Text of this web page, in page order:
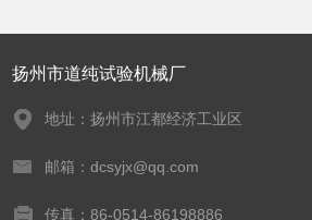
扬州市道纯试验机械厂
地址：扬州市江都经济工业区
邮箱：dcsyjx@qq.com
传真：86-0514-86198886